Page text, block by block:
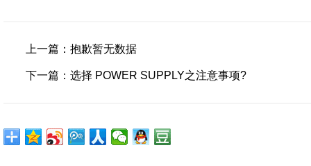
上一篇：抱歉暂无数据
下一篇：选择 POWER SUPPLY之注意事项?